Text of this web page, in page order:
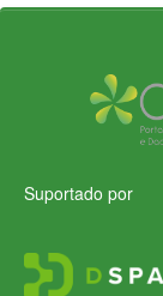
Suportado por